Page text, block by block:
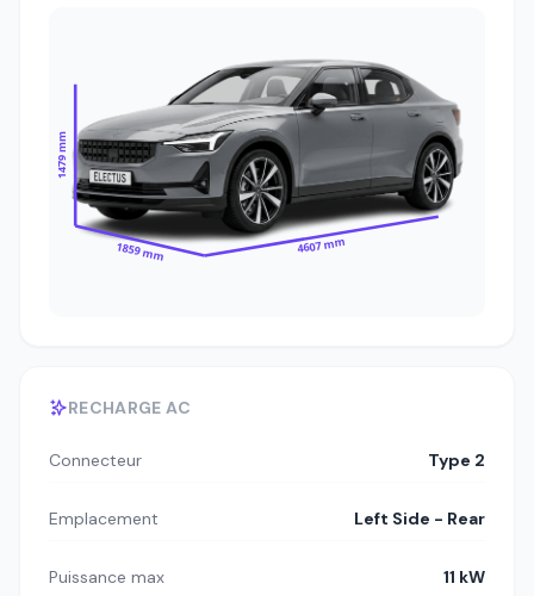
1479 mm
1859 mm 4607 mm
RECHARGE AC
Connecteur Type 2
Emplacement Left Side - Rear
Puissance max 11 kW